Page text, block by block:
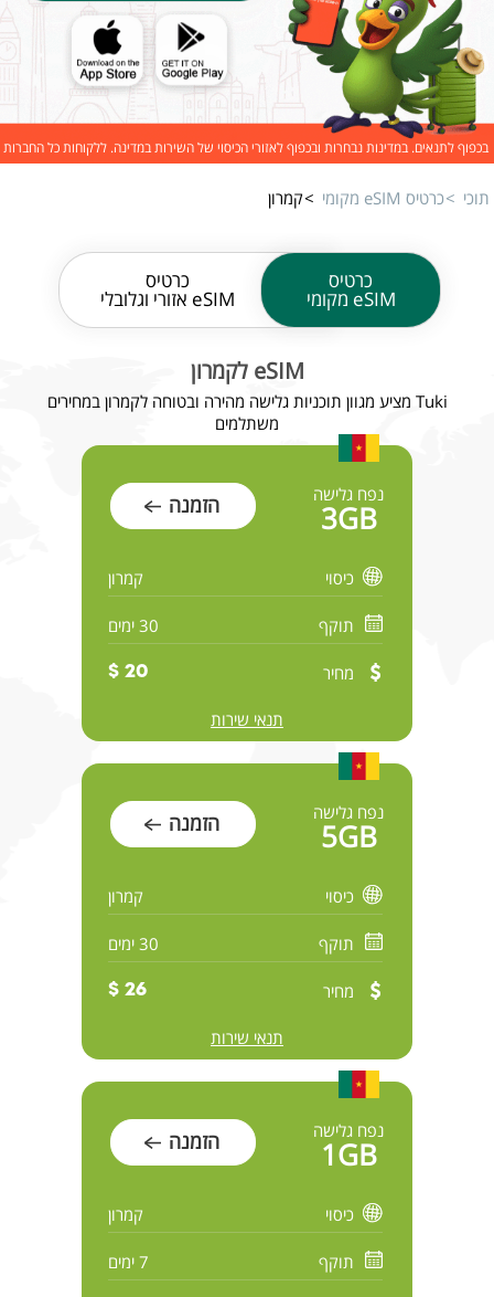
בכפוף לתנאים. במדינות נבחרות ובכפוף לאזורי הכיסוי של השירות במדינה. ללקוחות כל החברות
תוכי כרטיס eSIM מקומי קמרון
כרטיס
eSIM מקומי
כרטיס
eSIM אזורי וגלובלי
eSIM לקמרון
Tuki מציע מגוון תוכניות גלישה מהירה ובטוחה לקמרון במחירים
משתלמים
נפח גלישה
3GB הזמנה
כיסוי קמרון
תוקף 30 ימים
מחיר 20 $
תנאי שירות
נפח גלישה
5GB הזמנה
כיסוי קמרון
תוקף 30 ימים
מחיר 26 $
תנאי שירות
נפח גלישה
1GB הזמנה
כיסוי קמרון
תוקף 7 ימים